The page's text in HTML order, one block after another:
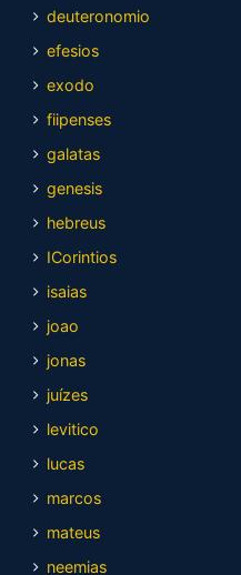
deuteronomio
efesios
exodo
fiipenses
galatas
genesis
hebreus
ICorintios
isaias
joao
jonas
juízes
levitico
lucas
marcos
mateus
neemias